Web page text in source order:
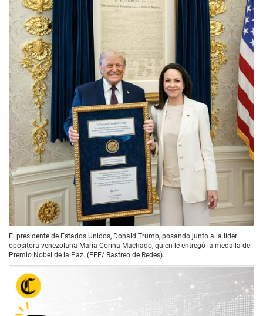
El presidente de Estados Unidos, Donald Trump, posando junto a la líder
opositora venezolana María Corina Machado, quien le entregó la medalla del
Premio Nobel de la Paz. (EFE/ Rastreo de Redes).